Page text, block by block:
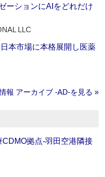
ーションにAIをどれだけ
LLC
本市場に本格展開し医薬
報 アーカイブ ‐AD‐を見る »
拠点‐羽田空港隣接